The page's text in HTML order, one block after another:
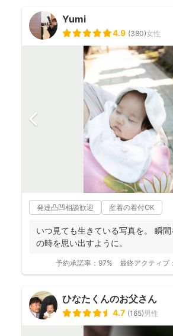
Yumi
4.9 (380)女性
発達凸凹相談歓迎 産着の着付OK
いつ見ても生きている写真を。 瞬
の時を思い出すように。
予約承諾率： 97% 最終アクティブ：
ひなたくんのお父さん
4.7 (165)男性